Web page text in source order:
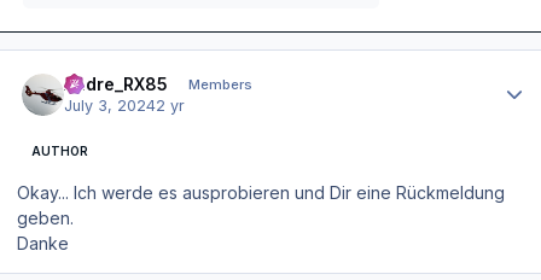
Andre_RX85 Members
July 3, 20242 yr
AUTHOR
Okay... Ich werde es ausprobieren und Dir eine Rückmeldung
geben.
Danke